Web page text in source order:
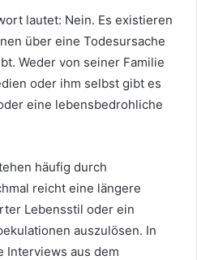
lautet: Nein. Es existieren
über eine Todesursache
Weder von seiner Familie
oder ihm selbst gibt es
eine lebensbedrohliche
häufig durch
reicht eine längere
Lebensstil oder ein
auszulösen. In
Interviews aus dem